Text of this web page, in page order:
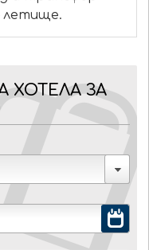
летище.
ХОТЕЛА ЗА